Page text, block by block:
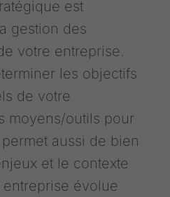
est
gestion des
votre entreprise.
les objectifs
de votre
moyens/outils pour
aussi de bien
et le contexte
évolue